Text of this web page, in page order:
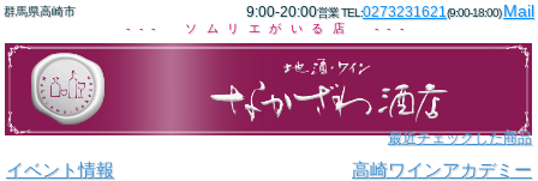
群馬県高崎市 9:00-20:00営業 TEL:0273231621(9:00-18:00)Mail
--- ソムリエがいる店 ---
最近チェックした商品
イベント情報 高崎ワインアカデミー